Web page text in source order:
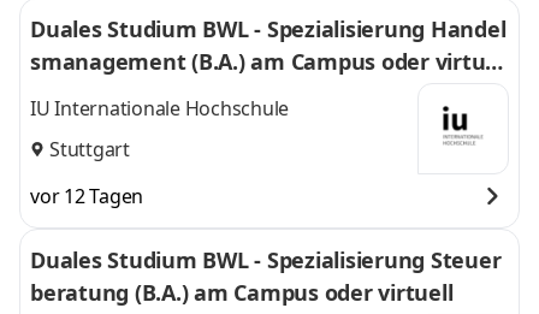
Duales Studium BWL - Spezialisierung Handel
smanagement (B.A.) am Campus oder virtuel
l
IU Internationale Hochschule
Stuttgart
vor 12 Tagen
Duales Studium BWL - Spezialisierung Steuer
beratung (B.A.) am Campus oder virtuell